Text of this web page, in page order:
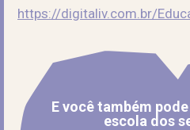
https://digitaliv.com.br/
E você também
escola dos